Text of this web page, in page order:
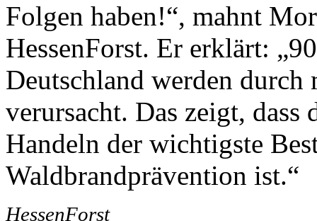
Folgen haben!“, mahnt
HessenForst. Er erklärt:
Deutschland werden durch
verursacht. Das zeigt, dass
Handeln der wichtigste
Waldbrandprävention ist.“
HessenForst